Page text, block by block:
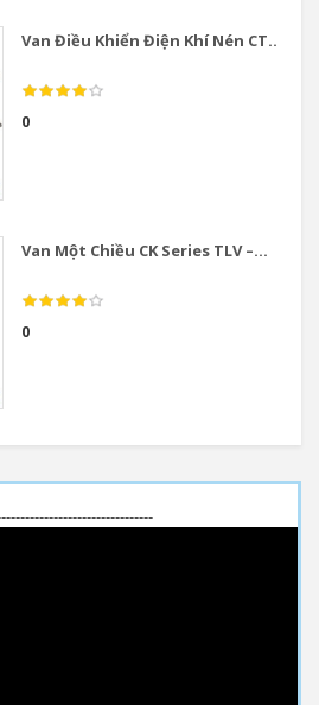
Van Điều Khiển Điện Khí Nén CT...
0
Van Một Chiều CK Series TLV –...
0